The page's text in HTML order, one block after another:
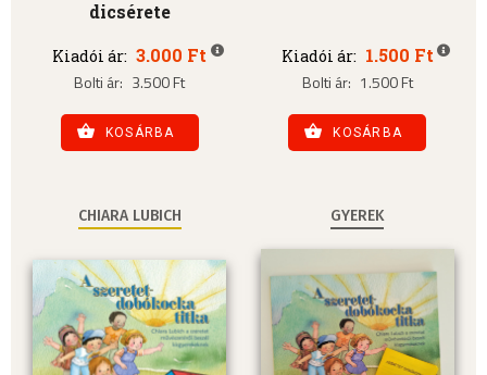
dicsérete
Kiadói ár: 3.000 Ft
Bolti ár: 3.500 Ft
KOSÁRBA
Kiadói ár: 1.500 Ft
Bolti ár: 1.500 Ft
KOSÁRBA
CHIARA LUBICH GYEREK